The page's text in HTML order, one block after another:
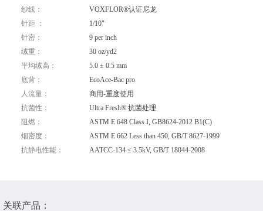
纱线：
VOXFLOR®认证尼龙
针距 ：
1/10"
针密：
9 per inch
绒重：
30 oz/yd2
平均绒高：
5.0 ± 0.5 mm
底背：
EcoAce-Bac pro
人流量：
商用-重度使用
抗菌性：
Ultra Fresh® 抗菌处理
阻燃：
ASTM E 648 Class I, GB8624-2012 B1(C)
烟密度：
ASTM E 662 Less than 450, GB/T 8627-1999
抗静电性能：
AATCC-134 ≤ 3.5kV, GB/T 18044-2008
关联产品：